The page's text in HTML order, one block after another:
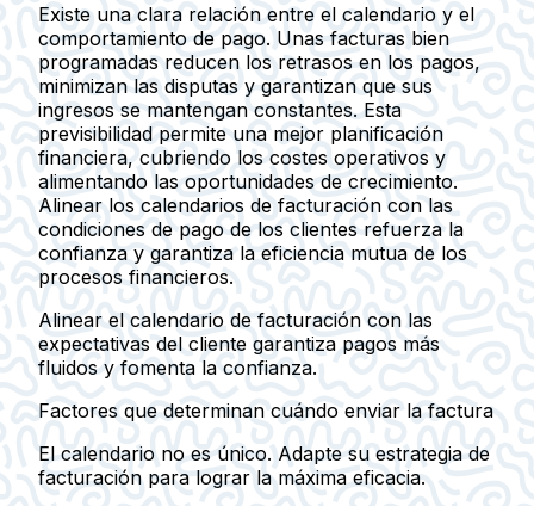
Existe una clara relación entre el calendario y el
comportamiento de pago. Unas facturas bien
programadas reducen los retrasos en los pagos,
minimizan las disputas y garantizan que sus
ingresos se mantengan constantes. Esta
previsibilidad permite una mejor planificación
financiera, cubriendo los costes operativos y
alimentando las oportunidades de crecimiento.
Alinear los calendarios de facturación con las
condiciones de pago de los clientes refuerza la
confianza y garantiza la eficiencia mutua de los
procesos financieros.
Alinear el calendario de facturación con las
expectativas del cliente garantiza pagos más
fluidos y fomenta la confianza.
Factores que determinan cuándo enviar la factura
El calendario no es único. Adapte su estrategia de
facturación para lograr la máxima eficacia.